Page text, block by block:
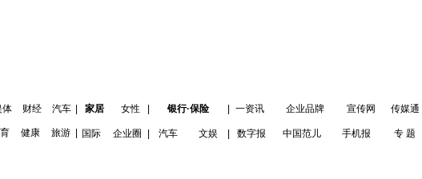
体 财经 汽车 家居 女性 银行·保险 一资讯 企业品牌 宣传网 传媒通
健康 旅游 国际 企业圈 汽车 文娱 数字报 中国范儿 手机报 专 题